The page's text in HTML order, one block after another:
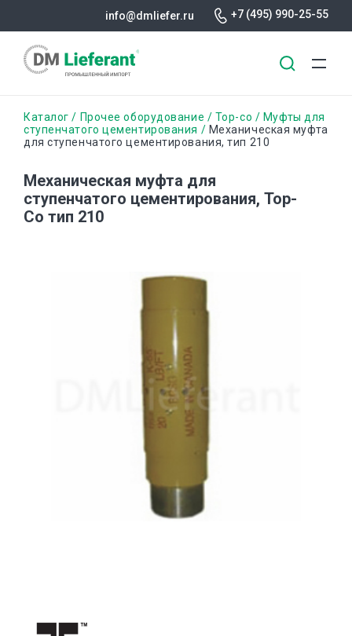
основному
info@dmliefer.ru +7 (495) 990-25-55
Строка
навигации
Каталог Прочее оборудование Top-co
Муфты для
ступенчатого цементирования
Механическая муфта
для ступенчатого цементирования, тип 210
Механическая муфта для
ступенчатого цементирования, Тор-
Со тип 210